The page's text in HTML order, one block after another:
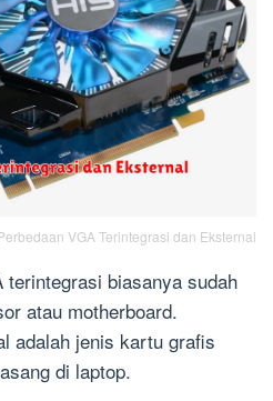
VGA Terintegrasi dan Eksternal
terintegrasi biasanya sudah
atau motherboard.
adalah jenis kartu grafis
di laptop.